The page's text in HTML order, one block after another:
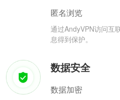
匿名浏览
通过AndyVPN访问互
息得到保护。
数据安全
数据加密